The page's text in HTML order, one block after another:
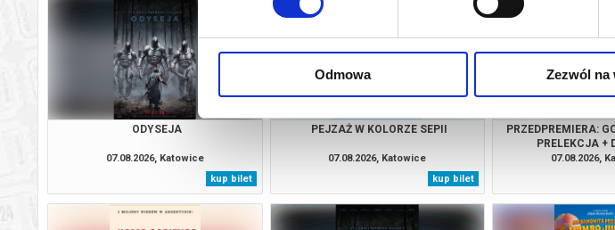
Odmowa Zezwól na
ODYSEJA
07.08.2026, Katowice
kup bilet
PEJZAŻ W KOLORZE SEPII
07.08.2026, Katowice
kup bilet
PRZEDPREMIERA:
PRELEKCJA +
07.08.2026,